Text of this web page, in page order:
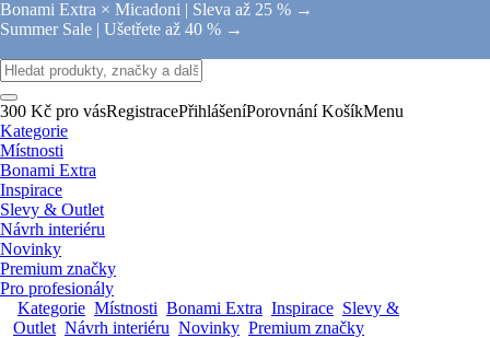
Bonami Extra × Micadoni | Sleva až 25 % →
Summer Sale | Ušetřete až 40 % →
300 Kč pro vásRegistracePřihlášeníPorovnání KošíkMenu
Kategorie
Místnosti
Bonami Extra
Inspirace
Slevy & Outlet
Návrh interiéru
Novinky
Premium značky
Pro profesionály
Kategorie Místnosti Bonami Extra Inspirace Slevy &
Outlet Návrh interiéru Novinky Premium značky